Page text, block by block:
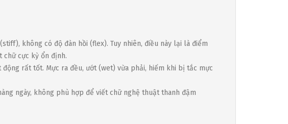
không có độ đàn hồi (flex). Tuy nhiên, điều này lại là điểm
chữ cực kỳ ổn định.
rất tốt. Mực ra đều, ướt (wet) vừa phải, hiếm khi bị tắc mực
ngày, không phù hợp để viết chữ nghệ thuật thanh đậm